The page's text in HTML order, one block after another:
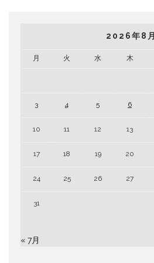
2026年8月
月 火 水 木
3 4 5 6
10 11 12 13
17 18 19 20
24 25 26 27
31
« 7月